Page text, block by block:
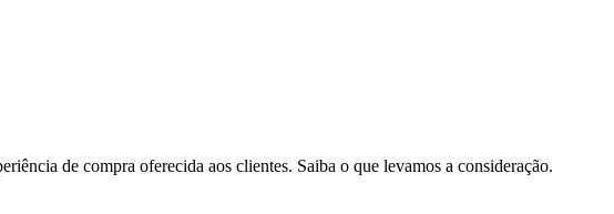
de compra oferecida aos clientes. Saiba o que levamos a consideração.